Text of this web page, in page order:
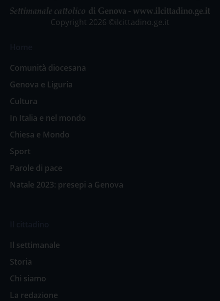
Copyright 2026 ©ilcittadino.ge.it
Comunità diocesana
Genova e Liguria
Cultura
In Italia e nel mondo
Chiesa e Mondo
Sport
Parole di pace
Natale 2023: presepi a Genova
Il settimanale
Storia
Chi siamo
La redazione